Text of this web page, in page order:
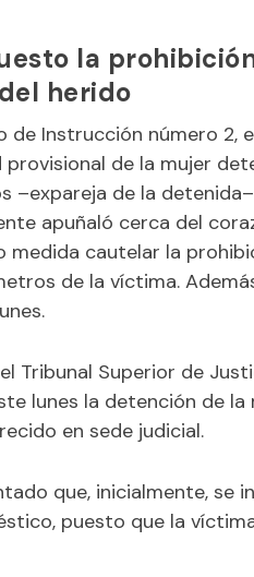
la
herido
de Instrucción número 2,
de la mujer
–expareja de la
apuñaló cerca del
medida cautelar la
de la víctima.
Tribunal Superior de
lunes la detención de
en sede judicial.
que, inicialmente, se
puesto que la